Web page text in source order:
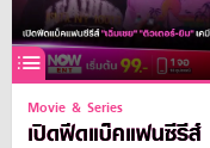
Movie & Series
เปิดฟีดแบ็คแฟนซีรีส์